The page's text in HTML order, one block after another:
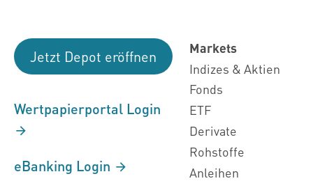
Jetzt Depot eröffnen
Wertpapierportal Login
eBanking Login
Markets
Indizes & Aktien
Fonds
ETF
Derivate
Rohstoffe
Anleihen